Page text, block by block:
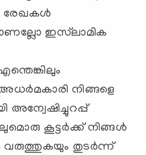
രേഖകള്
ഇസ്‌ലാമിക
അധര്മകാരി നിങ്ങളെ
അന്വേഷിച്ചുറപ്പ്
കൂട്ടര്ക്ക് നിങ്ങള്
വരുത്തുകയും തുടര്ന്ന്